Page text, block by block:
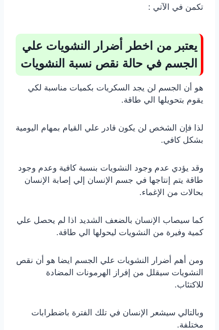
تكمن في الآتي :
يعتبر من اخطر أضرار النشويات علي
الجسم في حالة نقص نسبة النشويات
هو أن الجسم لن يجد السكريات بكميات مناسبة لكي
يقوم بتحويلها الي طاقة.
لذا فإن الشخص لن يكون قادر علي القيام بمهام اليومية
بشكل كافي.
وقد يؤدي عدم وجود النشويات بنسبة كافية وعدم وجود
طاقة يتم إنتاجها في جسم الإنسان إلي إصابة الإنسان
بحالات من الإغماء.
كما سيصاب الإنسان بالضعف الشديد اذا لم يحصل علي
كمية وفيرة من النشويات ليحولها الي طاقة.
ومن أهم أضرار النشويات علي الجسم ايضا هو أن نقص
النشويات سيقلل من إفراز الهرمونات المضادة
للاكتئاب.
وبالتالي سيشعر الإنسان في تلك الفترة باضطرابات
مختلفة.